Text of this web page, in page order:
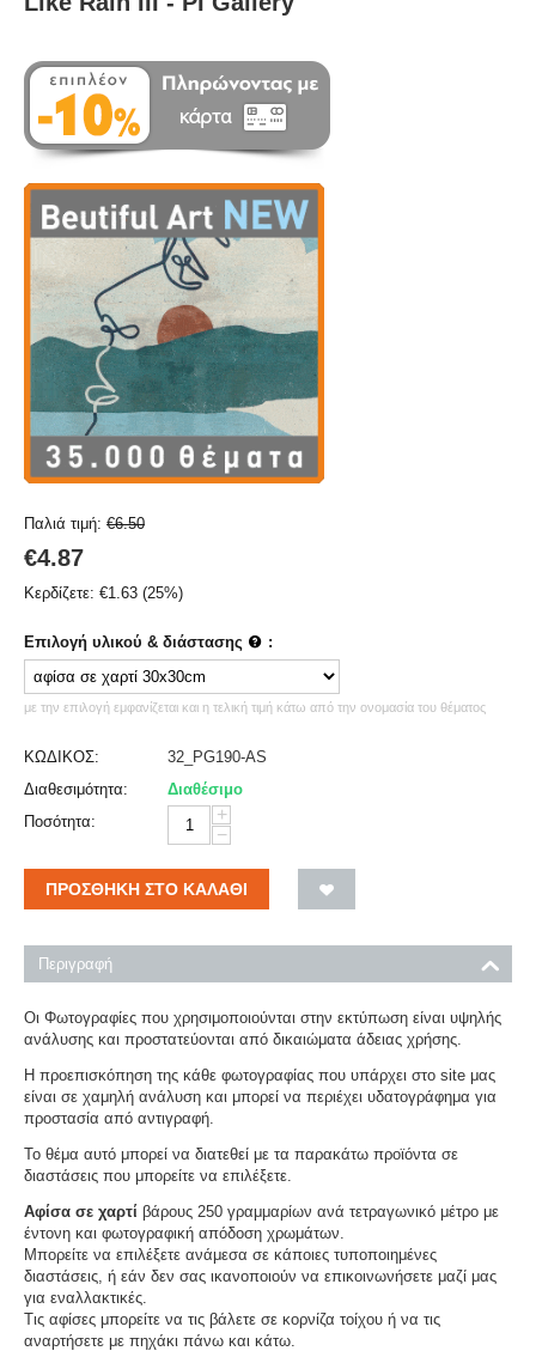
Παλιά τιμή: €6.50
€4.87
Κερδίζετε: €1.63 (25%)
Επιλογή υλικού & διάστασης :
με την επιλογή εμφανίζεται και η τελική τιμή κάτω από την ονομασία του θέματος
ΚΩΔΙΚΟΣ:
32_PG190-AS
Διαθεσιμότητα:
Διαθέσιμο
Ποσότητα:
+
−
ΠΡΟΣΘΉΚΗ ΣΤΟ ΚΑΛΆΘΙ
Περιγραφή
Οι Φωτογραφίες που χρησιμοποιούνται στην εκτύπωση είναι υψηλής
ανάλυσης και προστατεύονται από δικαιώματα άδειας χρήσης.
Η προεπισκόπηση της κάθε φωτογραφίας που υπάρχει στο site μας
είναι σε χαμηλή ανάλυση και μπορεί να περιέχει υδατογράφημα για
προστασία από αντιγραφή.
Το θέμα αυτό μπορεί να διατεθεί με τα παρακάτω προϊόντα σε
διαστάσεις που μπορείτε να επιλέξετε.
Αφίσα σε χαρτί βάρους 250 γραμμαρίων ανά τετραγωνικό μέτρο με
έντονη και φωτογραφική απόδοση χρωμάτων.
Μπορείτε να επιλέξετε ανάμεσα σε κάποιες τυποποιημένες
διαστάσεις, ή εάν δεν σας ικανοποιούν να επικοινωνήσετε μαζί μας
για εναλλακτικές.
Τις αφίσες μπορείτε να τις βάλετε σε κορνίζα τοίχου ή να τις
αναρτήσετε με πηχάκι πάνω και κάτω.